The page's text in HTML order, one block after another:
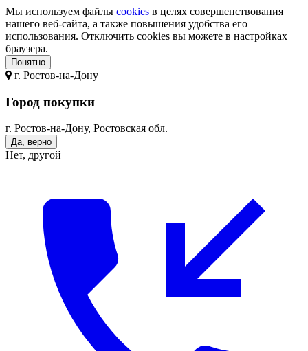
Мы используем файлы cookies в целях совершенствования
нашего веб-сайта, а также повышения удобства его
использования. Отключить cookies вы можете в настройках
браузера.
Понятно
г. Ростов-на-Дону
Город покупки
г. Ростов-на-Дону, Ростовская обл.
Да, верно
Нет, другой